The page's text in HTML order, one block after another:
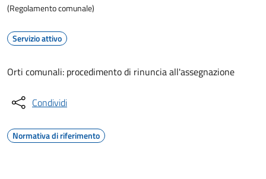
(Regolamento comunale)
Servizio attivo
Orti comunali: procedimento di rinuncia all'assegnazione
Condividi
Normativa di riferimento